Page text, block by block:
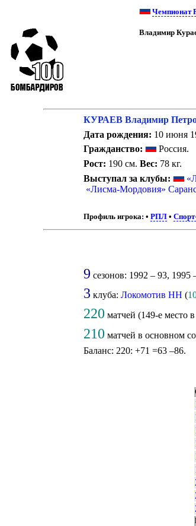
Чемпионат
Владимир
КУРАЕВ Владимир
Дата рождения: 10 июня
Гражданство:
Россия.
Рост: 190 см. Вес: 78 кг.
Выступал за клубы:
«Лисма-Мордовия»
Профиль игрока: • РПЛ•
9 сезонов: 1992 – 93, 1995
3 клуба: Локомотив НН (
220 матчей (149-е место
210 матчей в основном
Баланс: 220: +71 =63 –86.